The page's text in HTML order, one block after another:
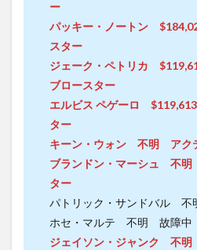
ー
パッキー・ノートン
スター
ジェーク・ペトリカ
ブロースター
エルビス ペゲーロ
ター
キーン・ウォン 不明 アク
ブランドン・マーシュ 不
ター
パトリック・サンドバル
ホセ・マルテ 不明 故障中
ジェイソン・ジャンク 不